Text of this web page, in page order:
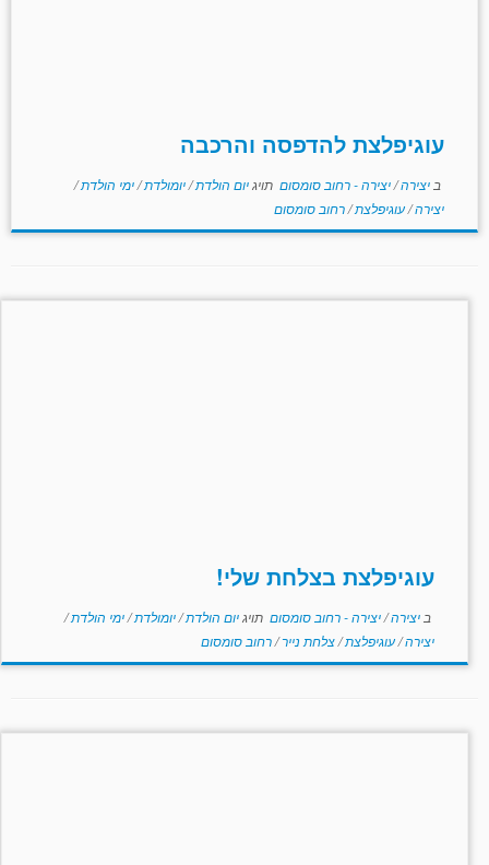
עוגיפלצת להדפסה והרכבה
ב יצירה/יצירה - רחוב סומסום תויגיום הולדת/יומולדת/ימי הולדת/
יצירה/עוגיפלצת/רחוב סומסום
עוגיפלצת בצלחת שלי!
ב יצירה/יצירה - רחוב סומסום תויגיום הולדת/יומולדת/ימי הולדת/
יצירה/עוגיפלצת/צלחת נייר/רחוב סומסום